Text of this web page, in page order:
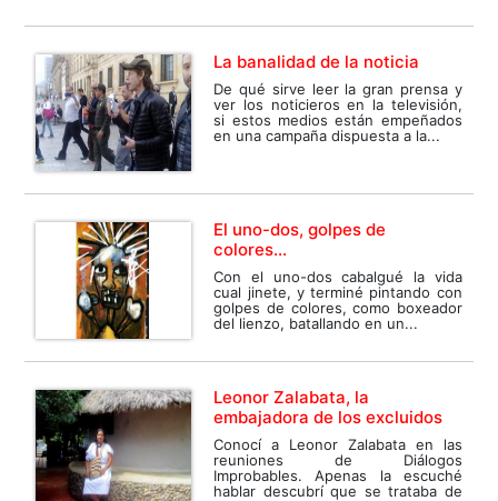
La banalidad de la noticia
De qué sirve leer la gran prensa y
ver los noticieros en la televisión,
si estos medios están empeñados
en una campaña dispuesta a la...
El uno-dos, golpes de
colores…
Con el uno-dos cabalgué la vida
cual jinete, y terminé pintando con
golpes de colores, como boxeador
del lienzo, batallando en un...
Leonor Zalabata, la
embajadora de los excluidos
Conocí a Leonor Zalabata en las
reuniones de Diálogos
Improbables. Apenas la escuché
hablar descubrí que se trataba de